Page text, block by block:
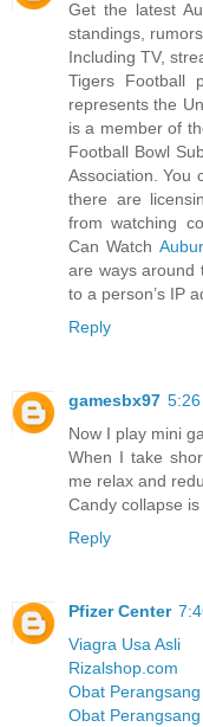
Get the latest
standings,
Including TV,
Tigers Football
represents the
is a member of
Football Bowl
Association. You
there are
from watching
Can Watch
are ways around
to a person’s IP
Reply
gamesbx97 5:26
Now I play mini
When I take
me relax and
Candy collapse is
Reply
Pfizer Center
Viagra Usa Asli
Rizalshop.com
Obat Perangsang
Obat Perangsang